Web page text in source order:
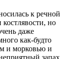
к речной
костлявости, но
даже
как-будто
и морковью и
запах